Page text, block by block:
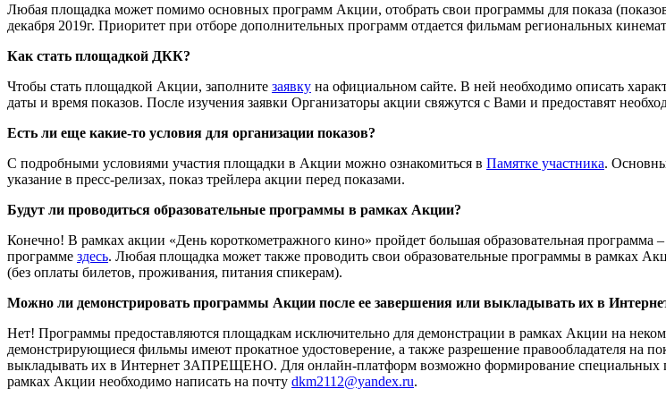
Любая площадка может помимо основных программ Акции, отобрать свои программы для показа
декабря 2019г. Приоритет при отборе дополнительных программ отдается фильмам региональных
Как стать площадкой ДКК?
Чтобы стать площадкой Акции, заполните заявку на официальном сайте. В ней необходимо описать
даты и время показов. После изучения заявки Организаторы акции свяжутся с Вами и предоставят
Есть ли еще какие-то условия для организации показов?
С подробными условиями участия площадки в Акции можно ознакомиться в Памятке участника.
указание в пресс-релизах, показ трейлера акции перед показами.
Будут ли проводиться образовательные программы в рамках Акции?
Конечно! В рамках акции «День короткометражного кино» пройдет большая образовательная
программе здесь. Любая площадка может также проводить свои образовательные программы в рамках
(без оплаты билетов, проживания, питания спикерам).
Можно ли демонстрировать программы Акции после ее завершения или выкладывать их в
Нет! Программы предоставляются площадкам исключительно для демонстрации в рамках Акции на
демонстрирующиеся фильмы имеют прокатное удостоверение, а также разрешение правообладателя на
выкладывать их в Интернет ЗАПРЕЩЕНО. Для онлайн-платформ возможно формирование специальных
рамках Акции необходимо написать на почту dkm2112@yandex.ru.